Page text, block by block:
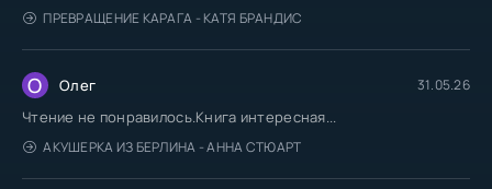
ПРЕВРАЩЕНИЕ КАРАГА - КАТЯ БРАНДИС
О Олег 31.05.26
Чтение не понравилось.Книга интересная...
АКУШЕРКА ИЗ БЕРЛИНА - АННА СТЮАРТ